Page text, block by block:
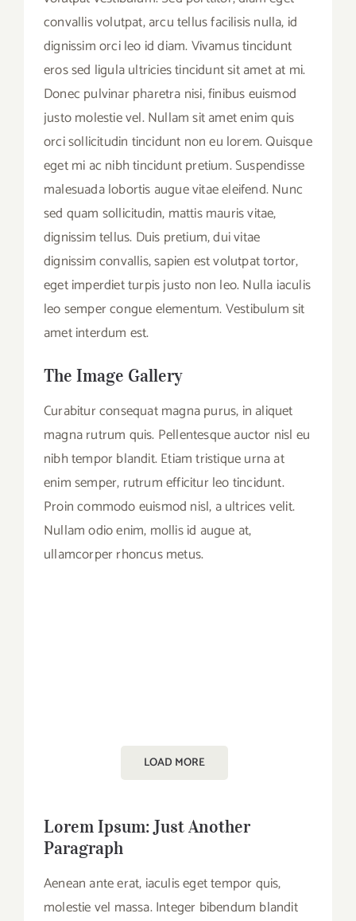
convallis volutpat, arcu tellus facilisis nulla, id
dignissim orci leo id diam. Vivamus tincidunt
eros sed ligula ultricies tincidunt sit amet at mi.
Donec pulvinar pharetra nisi, finibus euismod
justo molestie vel. Nullam sit amet enim quis
orci sollicitudin tincidunt non eu lorem. Quisque
eget mi ac nibh tincidunt pretium. Suspendisse
malesuada lobortis augue vitae eleifend. Nunc
sed quam sollicitudin, mattis mauris vitae,
dignissim tellus. Duis pretium, dui vitae
dignissim convallis, sapien est volutpat tortor,
eget imperdiet turpis justo non leo. Nulla iaculis
leo semper congue elementum. Vestibulum sit
amet interdum est.
The Image Gallery
Curabitur consequat magna purus, in aliquet
magna rutrum quis. Pellentesque auctor nisl eu
nibh tempor blandit. Etiam tristique urna at
enim semper, rutrum efficitur leo tincidunt.
Proin commodo euismod nisl, a ultrices velit.
Nullam odio enim, mollis id augue at,
ullamcorper rhoncus metus.
LOAD MORE
Lorem Ipsum: Just Another
Paragraph
Aenean ante erat, iaculis eget tempor quis,
molestie vel massa. Integer bibendum blandit